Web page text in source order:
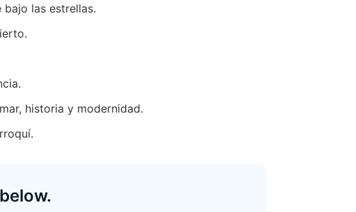
las estrellas.
historia y modernidad.